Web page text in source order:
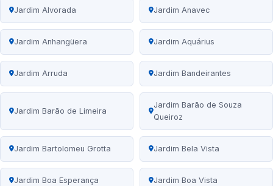
Jardim Alvorada Jardim Anavec
Jardim Anhangüera Jardim Aquárius
Jardim Arruda Jardim Bandeirantes
Jardim Barão de Limeira
Jardim Barão de Souza
Queiroz
Jardim Bartolomeu Grotta Jardim Bela Vista
Jardim Boa Esperança Jardim Boa Vista